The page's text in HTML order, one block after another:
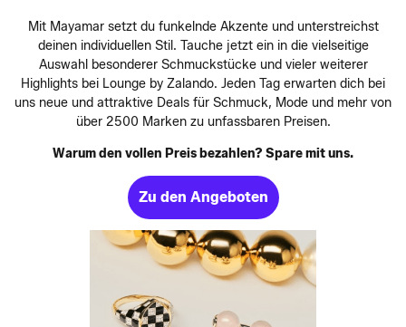
Mit Mayamar setzt du funkelnde Akzente und unterstreichst
deinen individuellen Stil. Tauche jetzt ein in die vielseitige
Auswahl besonderer Schmuckstücke und vieler weiterer
Highlights bei Lounge by Zalando. Jeden Tag erwarten dich bei
uns neue und attraktive Deals für Schmuck, Mode und mehr von
über 2500 Marken zu unfassbaren Preisen.
Warum den vollen Preis bezahlen? Spare mit uns.
Zu den Angeboten